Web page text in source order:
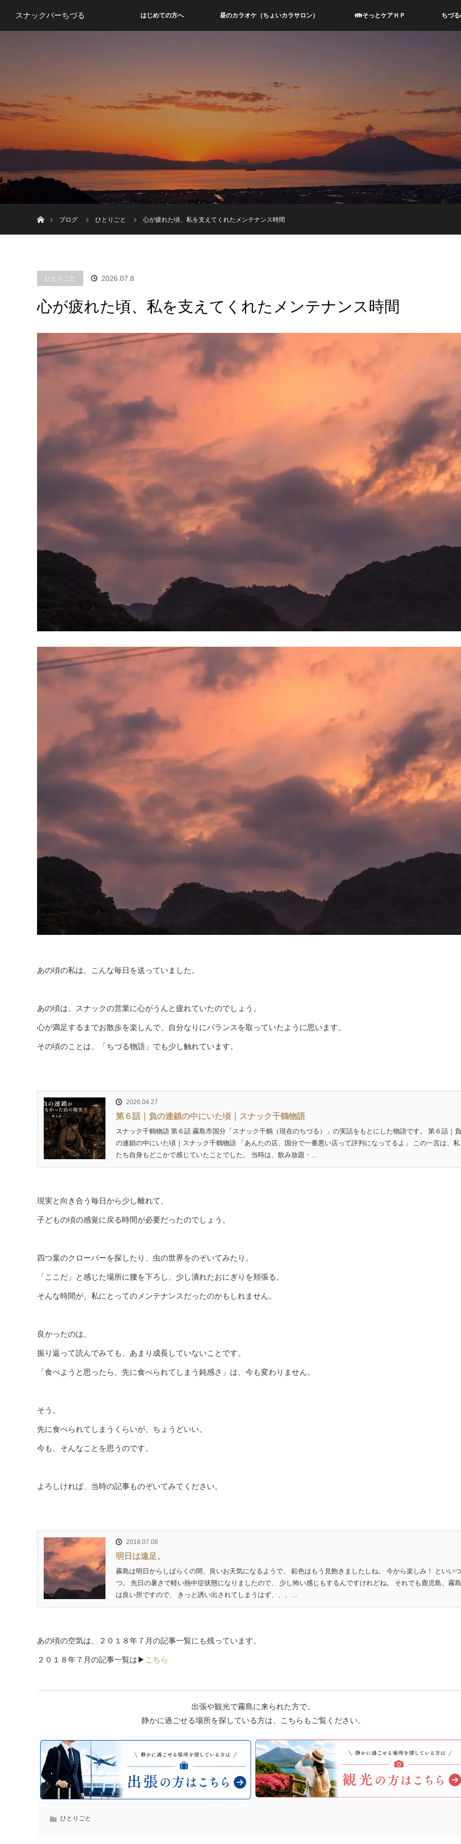
スナックバーちづる はじめての方へ 昼のカラオケ（ちょいカラサロン） 👪そっとケアＨＰ ちづ
ブログ
ひとりごと 心が疲れた頃、私を支えてくれたメンテナンス時間
ひとりごと 2026.07.8
心が疲れた頃、私を支えてくれたメンテナンス時間
あの頃の私は、こんな毎日を送っていました。
あの頃は、スナックの営業に心がうんと疲れていたのでしょう。
心が満足するまでお散歩を楽しんで、自分なりにバランスを取っていたように思います。
その頃のことは、「ちづる物語」でも少し触れています。
2026.04.27
第６話｜負の連鎖の中にいた頃｜スナック千鶴物語
スナック千鶴物語 第６話 霧島市国分「スナック千鶴（現在のちづる）」の実話をもとにした物語です。 第６話｜負
の連鎖の中にいた頃｜スナック千鶴物語 「あんたの店、国分で一番悪い店って評判になってるよ」 この一言は、私
たち自身もどこかで感じていたことでした。 当時は、飲み放題・...
現実と向き合う毎日から少し離れて、
子どもの頃の感覚に戻る時間が必要だったのでしょう。
四つ葉のクローバーを探したり、虫の世界をのぞいてみたり。
「ここだ」と感じた場所に腰を下ろし、少し潰れたおにぎりを頬張る。
そんな時間が、私にとってのメンテナンスだったのかもしれません。
良かったのは、
振り返って読んでみても、あまり成長していないことです。
「食べようと思ったら、先に食べられてしまう鈍感さ」は、今も変わりません。
そう。
先に食べられてしまうくらいが、ちょうどいい。
今も、そんなことを思うのです。
よろしければ、当時の記事ものぞいてみてください。
2018.07.08
明日は遠足。
霧島は明日からしばらくの間、良いお天気になるようで、 鉛色はもう見飽きましたしね。 今から楽しみ！ といいつ
つ。 先日の暑さで軽い熱中症状態になりましたので、 少し怖い感じもするんですけれどね。 それでも鹿児島、霧島
は良い所ですので、 きっと誘い出されてしまうはず、、、 ...
あの頃の空気は、２０１８年７月の記事一覧にも残っています。
２０１８年７月の記事一覧は▶ こちら
出張や観光で霧島に来られた方で、
静かに過ごせる場所を探している方は、こちらもご覧ください。
ひとりごと